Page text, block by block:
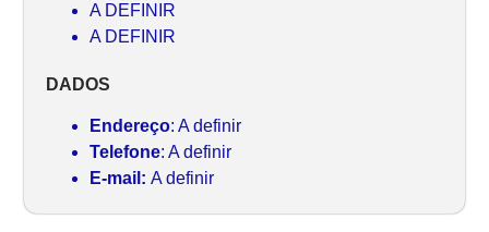
A DEFINIR
A DEFINIR
DADOS
Endereço: A definir
Telefone: A definir
E-mail: A definir